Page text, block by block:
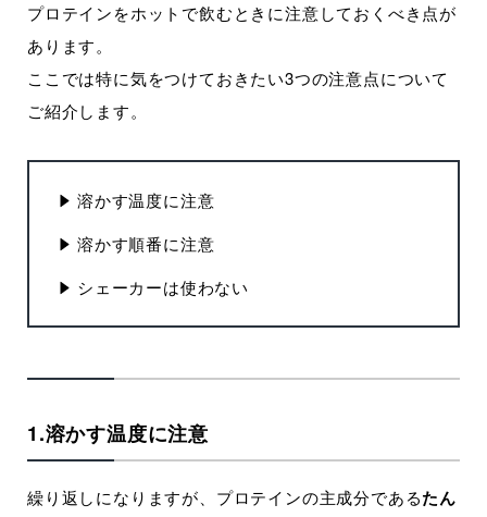
プロテインをホットで飲むときに注意しておくべき点が
あります。
ここでは特に気をつけておきたい3つの注意点について
ご紹介します。
溶かす温度に注意
溶かす順番に注意
シェーカーは使わない
1.溶かす温度に注意
繰り返しになりますが、プロテインの主成分であるたん